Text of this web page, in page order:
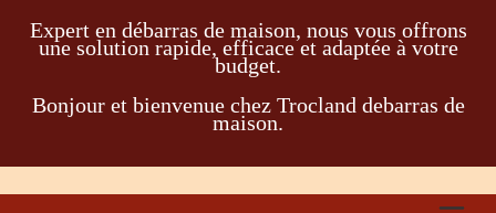
Expert en débarras de maison, nous vous offrons
une solution rapide, efficace et adaptée à votre
budget.
Bonjour et bienvenue chez Trocland debarras de
maison.